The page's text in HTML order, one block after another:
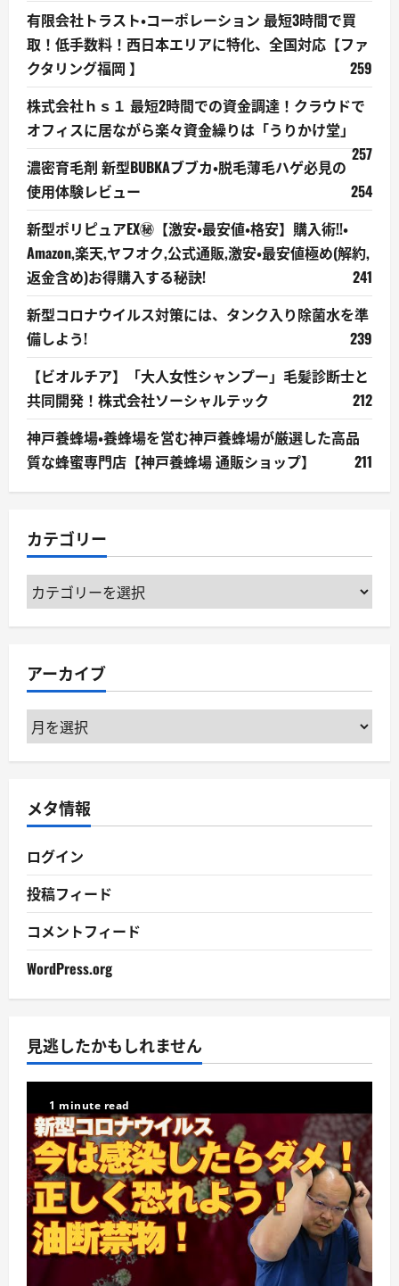
有限会社トラスト・コーポレーション 最短3時間で買
取！低手数料！西日本エリアに特化、全国対応【ファ
クタリング福岡 】
259
株式会社ｈｓ１ 最短2時間での資金調達！クラウドで
オフィスに居ながら楽々資金繰りは「うりかけ堂」
257
濃密育毛剤 新型BUBKAブブカ・脱毛薄毛ハゲ必見の
使用体験レビュー
254
新型ポリピュアEX㊙【激安・最安値・格安】購入術!!・
Amazon,楽天,ヤフオク,公式通販,激安・最安値極め(解約,
返金含め)お得購入する秘訣!
241
新型コロナウイルス対策には、タンク入り除菌水を準
備しよう!
239
【ビオルチア】「大人女性シャンプー」毛髪診断士と
共同開発！株式会社ソーシャルテック
212
神戸養蜂場・養蜂場を営む神戸養蜂場が厳選した高品
質な蜂蜜専門店【神戸養蜂場 通販ショップ】
211
カテゴリー
カ
テ
ー
アーカイブ
ア
ー
ブ
メタ情報
ログイン
投稿フィード
コメントフィード
WordPress.org
見逃したかもしれません
1 minute read